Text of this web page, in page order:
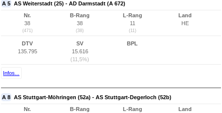
A 5 AS Weiterstadt (25) - AD Darmstadt (A 672)
Nr.
38
(471)
B-Rang
38
(38)
L-Rang
11
(11)
Land
HE
DTV
135.795
SV
15.616
(11,5%)
BPL
Infos...
A 8 AS Stuttgart-Möhringen (52a) - AS Stuttgart-Degerloch (52b)
Nr.
B-Rang
L-Rang
Land